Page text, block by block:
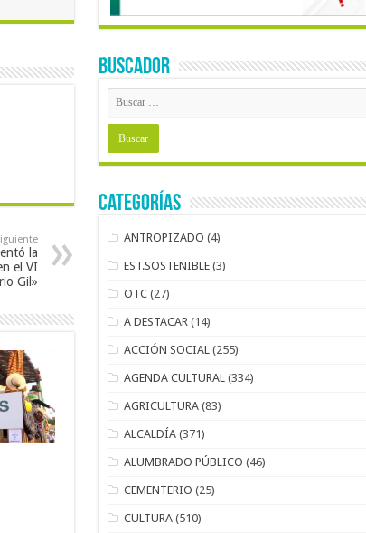
la
el VI
Gil»
BUSCADOR
Categorías
ANTROPIZADO (4)
EST.SOSTENIBLE (3)
OTC (27)
A DESTACAR (14)
ACCIÓN SOCIAL (255)
AGENDA CULTURAL (334)
AGRICULTURA (83)
ALCALDÍA (371)
ALUMBRADO PÚBLICO (46)
CEMENTERIO (25)
CULTURA (510)